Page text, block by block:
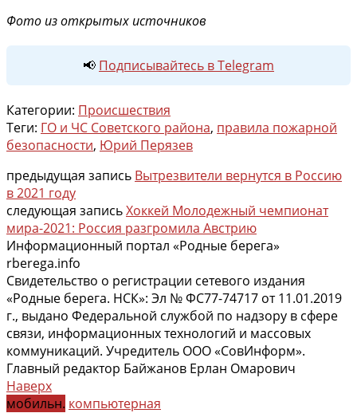
Фото из открытых источников
📢 Подписывайтесь в Telegram
Категории: Происшествия
Теги: ГО и ЧС Советского района, правила пожарной
безопасности, Юрий Перязев
предыдущая запись Вытрезвители вернутся в Россию
в 2021 году
следующая записьХоккей Молодежный чемпионат
мира-2021: Россия разгромила Австрию
Информационный портал «Родные берега»
rberega.info
Свидетельство о регистрации сетевого издания
«Родные берега. НСК»: Эл № ФС77-74717 от 11.01.2019
г., выдано Федеральной службой по надзору в сфере
связи, информационных технологий и массовых
коммуникаций. Учредитель ООО «СовИнформ».
Главный редактор Байжанов Ерлан Омарович
Наверх
мобильн. компьютерная